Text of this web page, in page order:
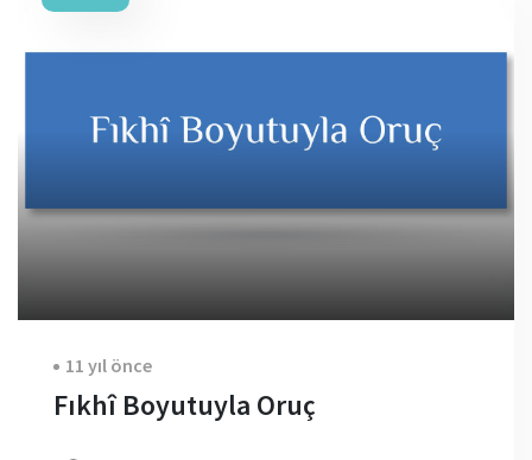
11 yıl önce
Fıkhî Boyutuyla Oruç